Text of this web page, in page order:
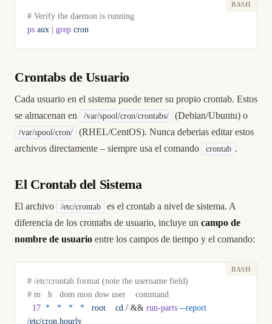
# Verify the daemon is running
ps aux grep cron
Crontabs de Usuario
Cada usuario en el sistema puede tener su propio crontab. Estos
se almacenan en
/var/spool/cron/crontabs/ (Debian/Ubuntu) o
/var/spool/cron/
(RHEL/CentOS). Nunca deberias editar estos
archivos directamente – siempre usa el comando
crontab .
El Crontab del Sistema
El archivo /etc/crontab
es el crontab a nivel de sistema. A
diferencia de los crontabs de usuario, incluye un campo de
nombre de usuario entre los campos de tiempo y el comando:
# /etc/crontab format (note the username field)
# m   h   dom mon dow user    command
  17
  *
   *
   *
   *
   root
    cd
/ && run-parts --report
/etc/cron.hourly